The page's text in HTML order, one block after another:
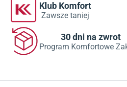
Klub Komfort
Zawsze taniej
30 dni na zwrot
Program Komfortowe